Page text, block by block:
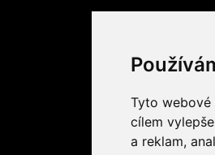
Tyto webové
cílem
a reklam,